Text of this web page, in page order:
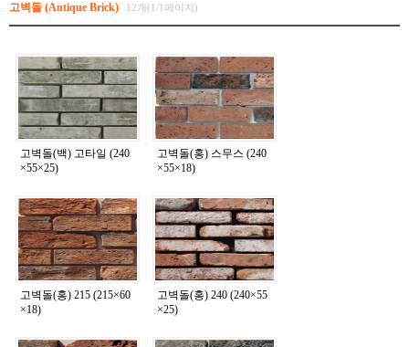
고벽돌 (Antique Brick) 12개(1/1페이지)
고벽돌(백) 고타일 (240
×55×25)
고벽돌(홍) 스무스 (240
×55×18)
고벽돌(홍) 215 (215×60
×18)
고벽돌(홍) 240 (240×55
×25)